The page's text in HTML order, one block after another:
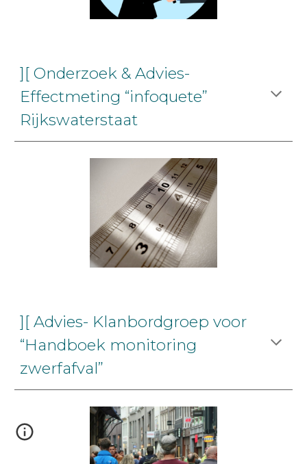
][ Onderzoek & Advies-
Effectmeting “infoquete”
Rijkswaterstaat
][ Advies- Klanbordgroep voor
“Handboek monitoring
zwerfafval”